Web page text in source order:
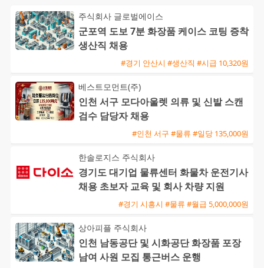
주식회사 글로벌에이스
군포역 도보 7분 화장품 케이스 코팅 증착
생산직 채용
#경기 안산시 #생산직 #시급 10,320원
베스트모먼트(주)
인천 서구 모다아울렛 의류 및 신발 스캔
검수 담당자 채용
#인천 서구 #물류 #일당 135,000원
한솔로지스 주식회사
경기도 대기업 물류센터 화물차 운전기사
채용 초보자 교육 및 회사 차량 지원
#경기 시흥시 #물류 #월급 5,000,000원
상아피플 주식회사
인천 남동공단 및 시화공단 화장품 포장
남여 사원 모집 통근버스 운행